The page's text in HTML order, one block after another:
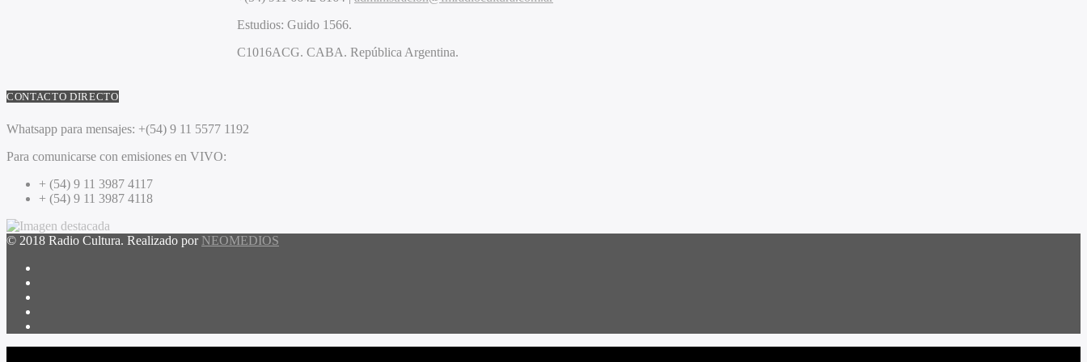
Estudios: Guido 1566.
C1016ACG. CABA. República Argentina.
CONTACTO DIRECTO
Whatsapp para mensajes: +(54) 9 11 5577 1192
Para comunicarse con emisiones en VIVO:
+ (54) 9 11 3987 4117
+ (54) 9 11 3987 4118
© 2018 Radio Cultura. Realizado por NEOMEDIOS